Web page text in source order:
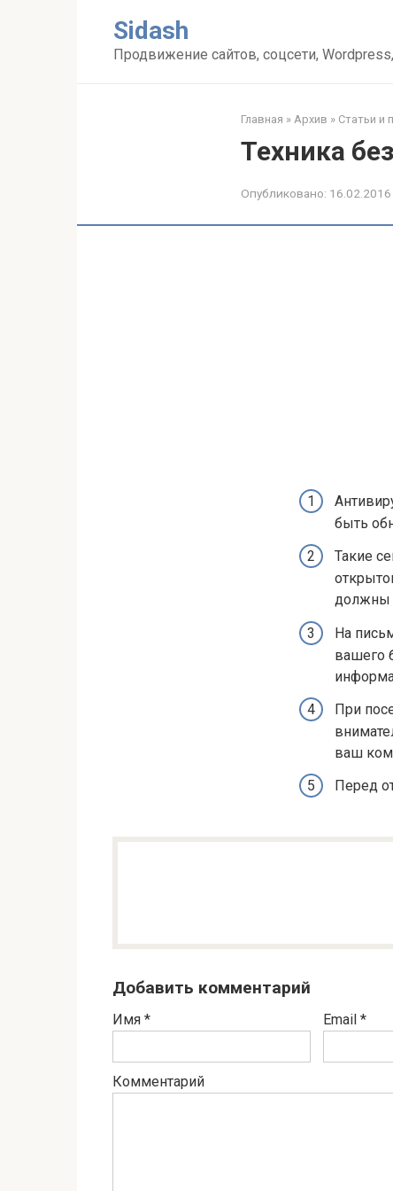
Sidash
Продвижение сайтов, соцсети,
Главная » Архив » Статьи и
Техника
Опубликовано: 16.02.2016
быть
Такие
должны
На
вашего
При
ваш
Перед
Добавить комментарий
Имя * Email *
Комментарий